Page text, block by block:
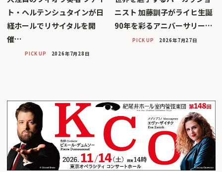
ト・ヘルテンシュタインが日
経ホールでリサイタルを開
催…
PICK UP 2026年7月28日
ニスト 加藤訓子がライヒ生誕
90年を彩るアニバーサリー…
PICK UP 2026年7月27日